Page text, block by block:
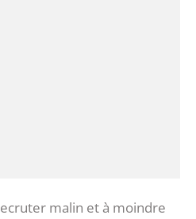
malin et à moindre